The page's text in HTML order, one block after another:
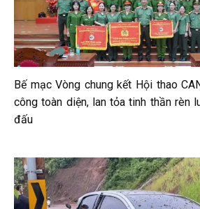
Bế mạc Vòng chung kết Hội thao
công toàn diện, lan tỏa tinh thần rèn
đấu